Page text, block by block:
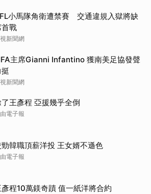
小馬隊角衛遭禁賽 交通違規入獄將缺
首戰
新聞網
主席Gianni Infantino 獲南美足協發聲
新聞網
了王彥程 亞援幾乎全倒
電子報
韓職頂薪洋投 王女婿不遜色
電子報
程10萬鎂奇蹟 值一紙洋將合約